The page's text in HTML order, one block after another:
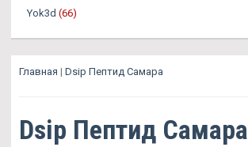
Yok3d (66)
Главная | Dsip Пептид Самара
Dsip Пептид Самара